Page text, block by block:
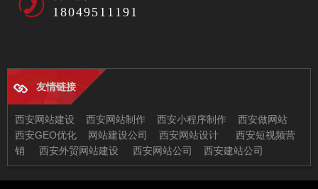
环境监测设备企业网站模板-A10210-1
18049511191
友情链接
西安网站建设 西安网站制作 西安小程序制作
西安做网站
西安GEO优化
网站建设公司 西安网站设计
西安短视频营
销
西安外贸网站建设 西安网站公司 西安建站公司